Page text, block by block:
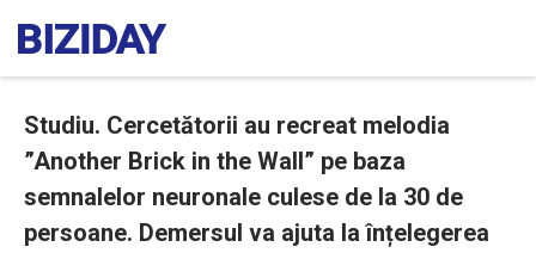
Studiu. Cercetătorii au recreat melodia
”Another Brick in the Wall” pe baza
semnalelor neuronale culese de la 30 de
persoane. Demersul va ajuta la înțelegerea